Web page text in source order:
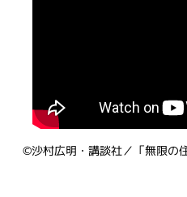
©️沙村広明・講談社／「無限の